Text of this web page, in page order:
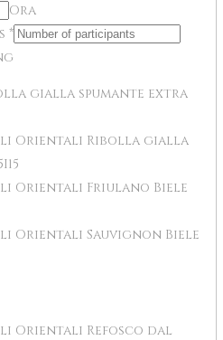
Ora
*
gialla spumante extra
Orientali Ribolla gialla
Orientali Friulano Biele
Orientali Sauvignon Biele
Orientali Refosco dal